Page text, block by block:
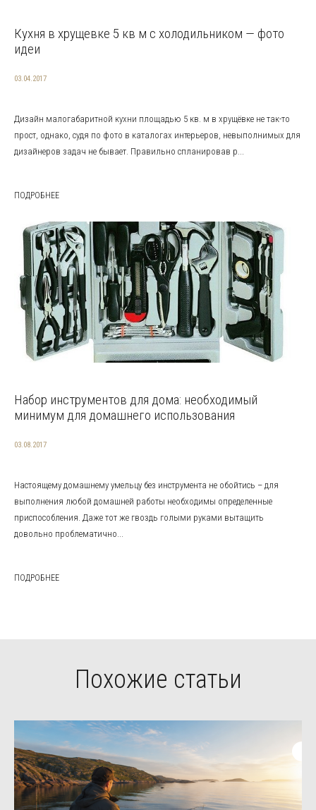
Кухня в хрущевке 5 кв м с холодильником — фото
идеи
03.04.2017
Дизайн малогабаритной кухни площадью 5 кв. м в хрущёвке не так-то
прост, однако, судя по фото в каталогах интерьеров, невыполнимых для
дизайнеров задач не бывает. Правильно спланировав р...
ПОДРОБНЕЕ
Набор инструментов для дома: необходимый
минимум для домашнего использования
03.08.2017
Настоящему домашнему умельцу без инструмента не обойтись – для
выполнения любой домашней работы необходимы определенные
приспособления. Даже тот же гвоздь голыми руками вытащить
довольно проблематично...
ПОДРОБНЕЕ
Похожие статьи